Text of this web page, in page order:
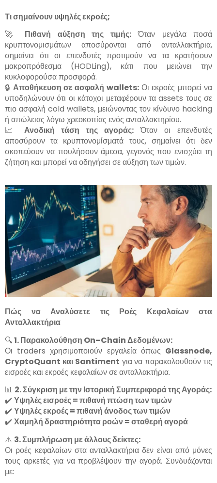
Τι σημαίνουν υψηλές εκροές;
🚀 Πιθανή αύξηση της τιμής:Όταν μεγάλα ποσά
κρυπτονομισμάτων αποσύρονται από ανταλλακτήρια,
σημαίνει ότι οι επενδυτές προτιμούν να τα κρατήσουν
μακροπρόθεσμα (HODLing), κάτι που μειώνει την
κυκλοφορούσα προσφορά.
🔒 Αποθήκευση σε ασφαλή wallets:Οι εκροές μπορεί να
υποδηλώνουν ότι οι κάτοχοι μεταφέρουν τα assets τους σε
πιο ασφαλή cold wallets, μειώνοντας τον κίνδυνο hacking
ή απώλειας λόγω χρεοκοπίας ενός ανταλλακτηρίου.
📈 Ανοδική τάση της αγοράς: Όταν οι επενδυτές
αποσύρουν τα κρυπτονομίσματά τους, σημαίνει ότι δεν
σκοπεύουν να πουλήσουν άμεσα, γεγονός που ενισχύει τη
ζήτηση και μπορεί να οδηγήσει σε αύξηση των τιμών.
Πώς να Αναλύσετε τις Ροές Κεφαλαίων στα
Ανταλλακτήρια
🔍1. Παρακολούθηση On–ChainΔεδομένων:
Οι traders χρησιμοποιούν εργαλεία όπως Glassnode,
CryptoQuant και Santiment για να παρακολουθούν τις
εισροές και εκροές κεφαλαίων σε ανταλλακτήρια.
📊 2. Σύγκριση με την Ιστορική Συμπεριφορά της Αγοράς:
✔️ Υψηλές εισροές = πιθανή πτώση των τιμών
✔️ Υψηλές εκροές = πιθανή άνοδος των τιμών
✔️ Χαμηλή δραστηριότητα ροών = σταθερή αγορά
⚠️ 3. Συμπλήρωση με άλλους δείκτες:
Οι ροές κεφαλαίων στα ανταλλακτήρια δεν είναι από μόνες
τους αρκετές για να προβλέψουν την αγορά. Συνδυάζονται
με: